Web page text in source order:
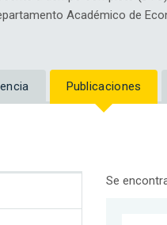
Académico de
Publicaciones
Se